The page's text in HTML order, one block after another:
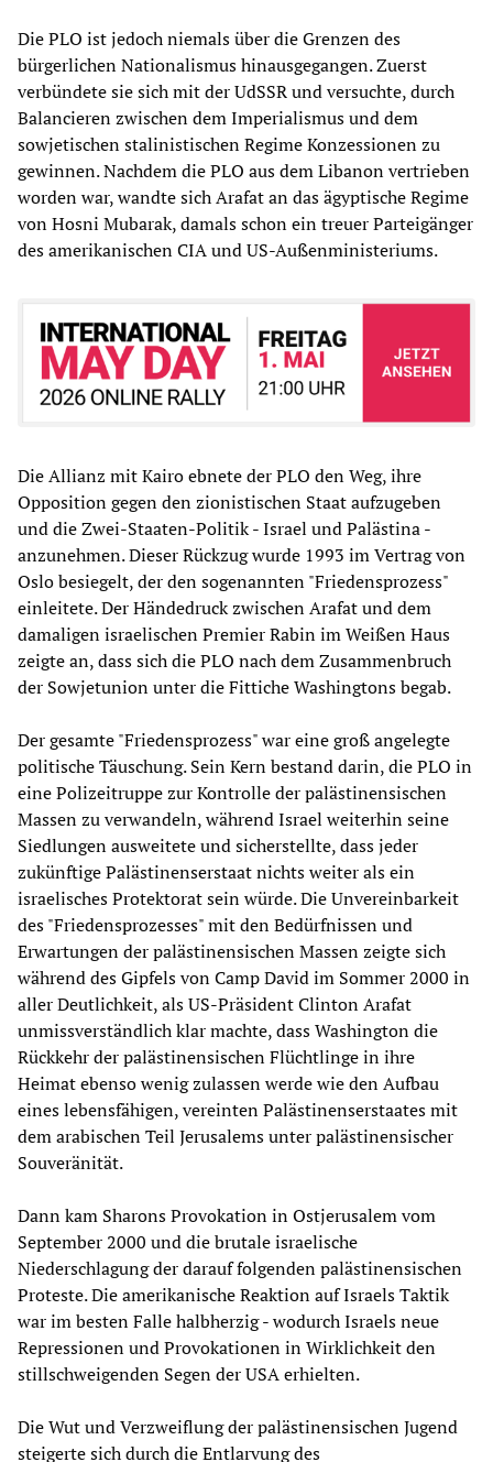
Die PLO ist jedoch niemals über die Grenzen des
bürgerlichen Nationalismus hinausgegangen. Zuerst
verbündete sie sich mit der UdSSR und versuchte, durch
Balancieren zwischen dem Imperialismus und dem
sowjetischen stalinistischen Regime Konzessionen zu
gewinnen. Nachdem die PLO aus dem Libanon vertrieben
worden war, wandte sich Arafat an das ägyptische Regime
von Hosni Mubarak, damals schon ein treuer Parteigänger
des amerikanischen CIA und US-Außenministeriums.
Die Allianz mit Kairo ebnete der PLO den Weg, ihre
Opposition gegen den zionistischen Staat aufzugeben
und die Zwei-Staaten-Politik - Israel und Palästina -
anzunehmen. Dieser Rückzug wurde 1993 im Vertrag von
Oslo besiegelt, der den sogenannten "Friedensprozess"
einleitete. Der Händedruck zwischen Arafat und dem
damaligen israelischen Premier Rabin im Weißen Haus
zeigte an, dass sich die PLO nach dem Zusammenbruch
der Sowjetunion unter die Fittiche Washingtons begab.
Der gesamte "Friedensprozess" war eine groß angelegte
politische Täuschung. Sein Kern bestand darin, die PLO in
eine Polizeitruppe zur Kontrolle der palästinensischen
Massen zu verwandeln, während Israel weiterhin seine
Siedlungen ausweitete und sicherstellte, dass jeder
zukünftige Palästinenserstaat nichts weiter als ein
israelisches Protektorat sein würde. Die Unvereinbarkeit
des "Friedensprozesses" mit den Bedürfnissen und
Erwartungen der palästinensischen Massen zeigte sich
während des Gipfels von Camp David im Sommer 2000 in
aller Deutlichkeit, als US-Präsident Clinton Arafat
unmissverständlich klar machte, dass Washington die
Rückkehr der palästinensischen Flüchtlinge in ihre
Heimat ebenso wenig zulassen werde wie den Aufbau
eines lebensfähigen, vereinten Palästinenserstaates mit
dem arabischen Teil Jerusalems unter palästinensischer
Souveränität.
Dann kam Sharons Provokation in Ostjerusalem vom
September 2000 und die brutale israelische
Niederschlagung der darauf folgenden palästinensischen
Proteste. Die amerikanische Reaktion auf Israels Taktik
war im besten Falle halbherzig - wodurch Israels neue
Repressionen und Provokationen in Wirklichkeit den
stillschweigenden Segen der USA erhielten.
Die Wut und Verzweiflung der palästinensischen Jugend
steigerte sich durch die Entlarvung des